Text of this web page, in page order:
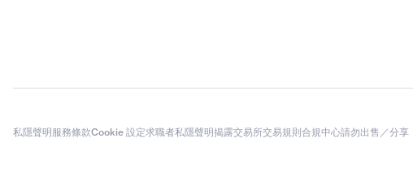
私隱聲明服務條款Cookie 設定求職者私隱聲明揭露交易所交易規則合規中心請勿出售／分享